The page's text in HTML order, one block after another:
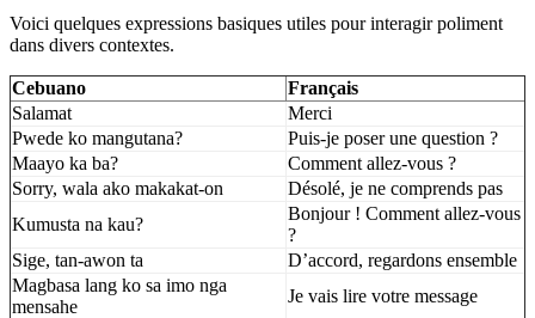
Voici quelques expressions basiques utiles pour interagir poliment
dans divers contextes.
Cebuano
Français
Salamat
Merci
Pwede ko mangutana?
Puis-je poser une question ?
Maayo ka ba?
Comment allez-vous ?
Sorry, wala ako makakat-on
Désolé, je ne comprends pas
Kumusta na kau?
Bonjour ! Comment allez-vous
?
Sige, tan-awon ta
D’accord, regardons ensemble
Magbasa lang ko sa imo nga
mensahe
Je vais lire votre message